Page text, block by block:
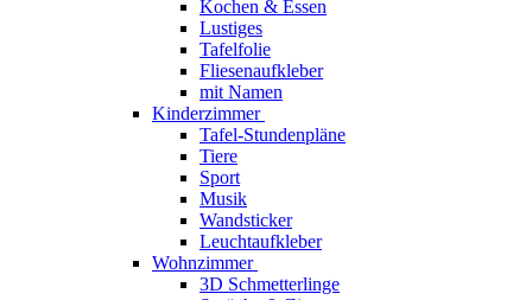
Kochen & Essen
Lustiges
Tafelfolie
Fliesenaufkleber
mit Namen
Kinderzimmer
Tafel-Stundenpläne
Tiere
Sport
Musik
Wandsticker
Leuchtaufkleber
Wohnzimmer
3D Schmetterlinge